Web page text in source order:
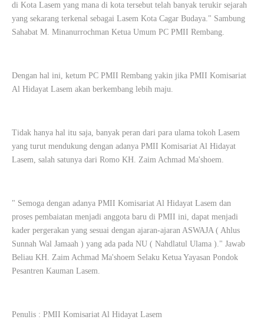
di Kota Lasem yang mana di kota tersebut telah banyak terukir sejarah
yang sekarang terkenal sebagai Lasem Kota Cagar Budaya." Sambung
Sahabat M. Minanurrochman Ketua Umum PC PMII Rembang.
Dengan hal ini, ketum PC PMII Rembang yakin jika PMII Komisariat
Al Hidayat Lasem akan berkembang lebih maju.
Tidak hanya hal itu saja, banyak peran dari para ulama tokoh Lasem
yang turut mendukung dengan adanya PMII Komisariat Al Hidayat
Lasem, salah satunya dari Romo KH. Zaim Achmad Ma'shoem.
" Semoga dengan adanya PMII Komisariat Al Hidayat Lasem dan
proses pembaiatan menjadi anggota baru di PMII ini, dapat menjadi
kader pergerakan yang sesuai dengan ajaran-ajaran ASWAJA ( Ahlus
Sunnah Wal Jamaah ) yang ada pada NU ( Nahdlatul Ulama )." Jawab
Beliau KH. Zaim Achmad Ma'shoem Selaku Ketua Yayasan Pondok
Pesantren Kauman Lasem.
Penulis : PMII Komisariat Al Hidayat Lasem